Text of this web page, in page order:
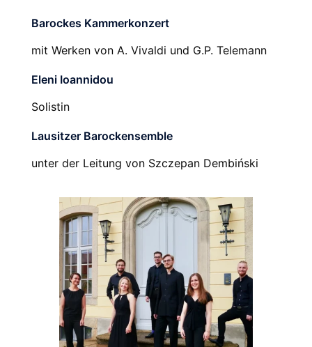
Barockes Kammerkonzert
mit Werken von A. Vivaldi und G.P. Telemann
Eleni Ioannidou
Solistin
Lausitzer Barockensemble
unter der Leitung von Szczepan Dembiński